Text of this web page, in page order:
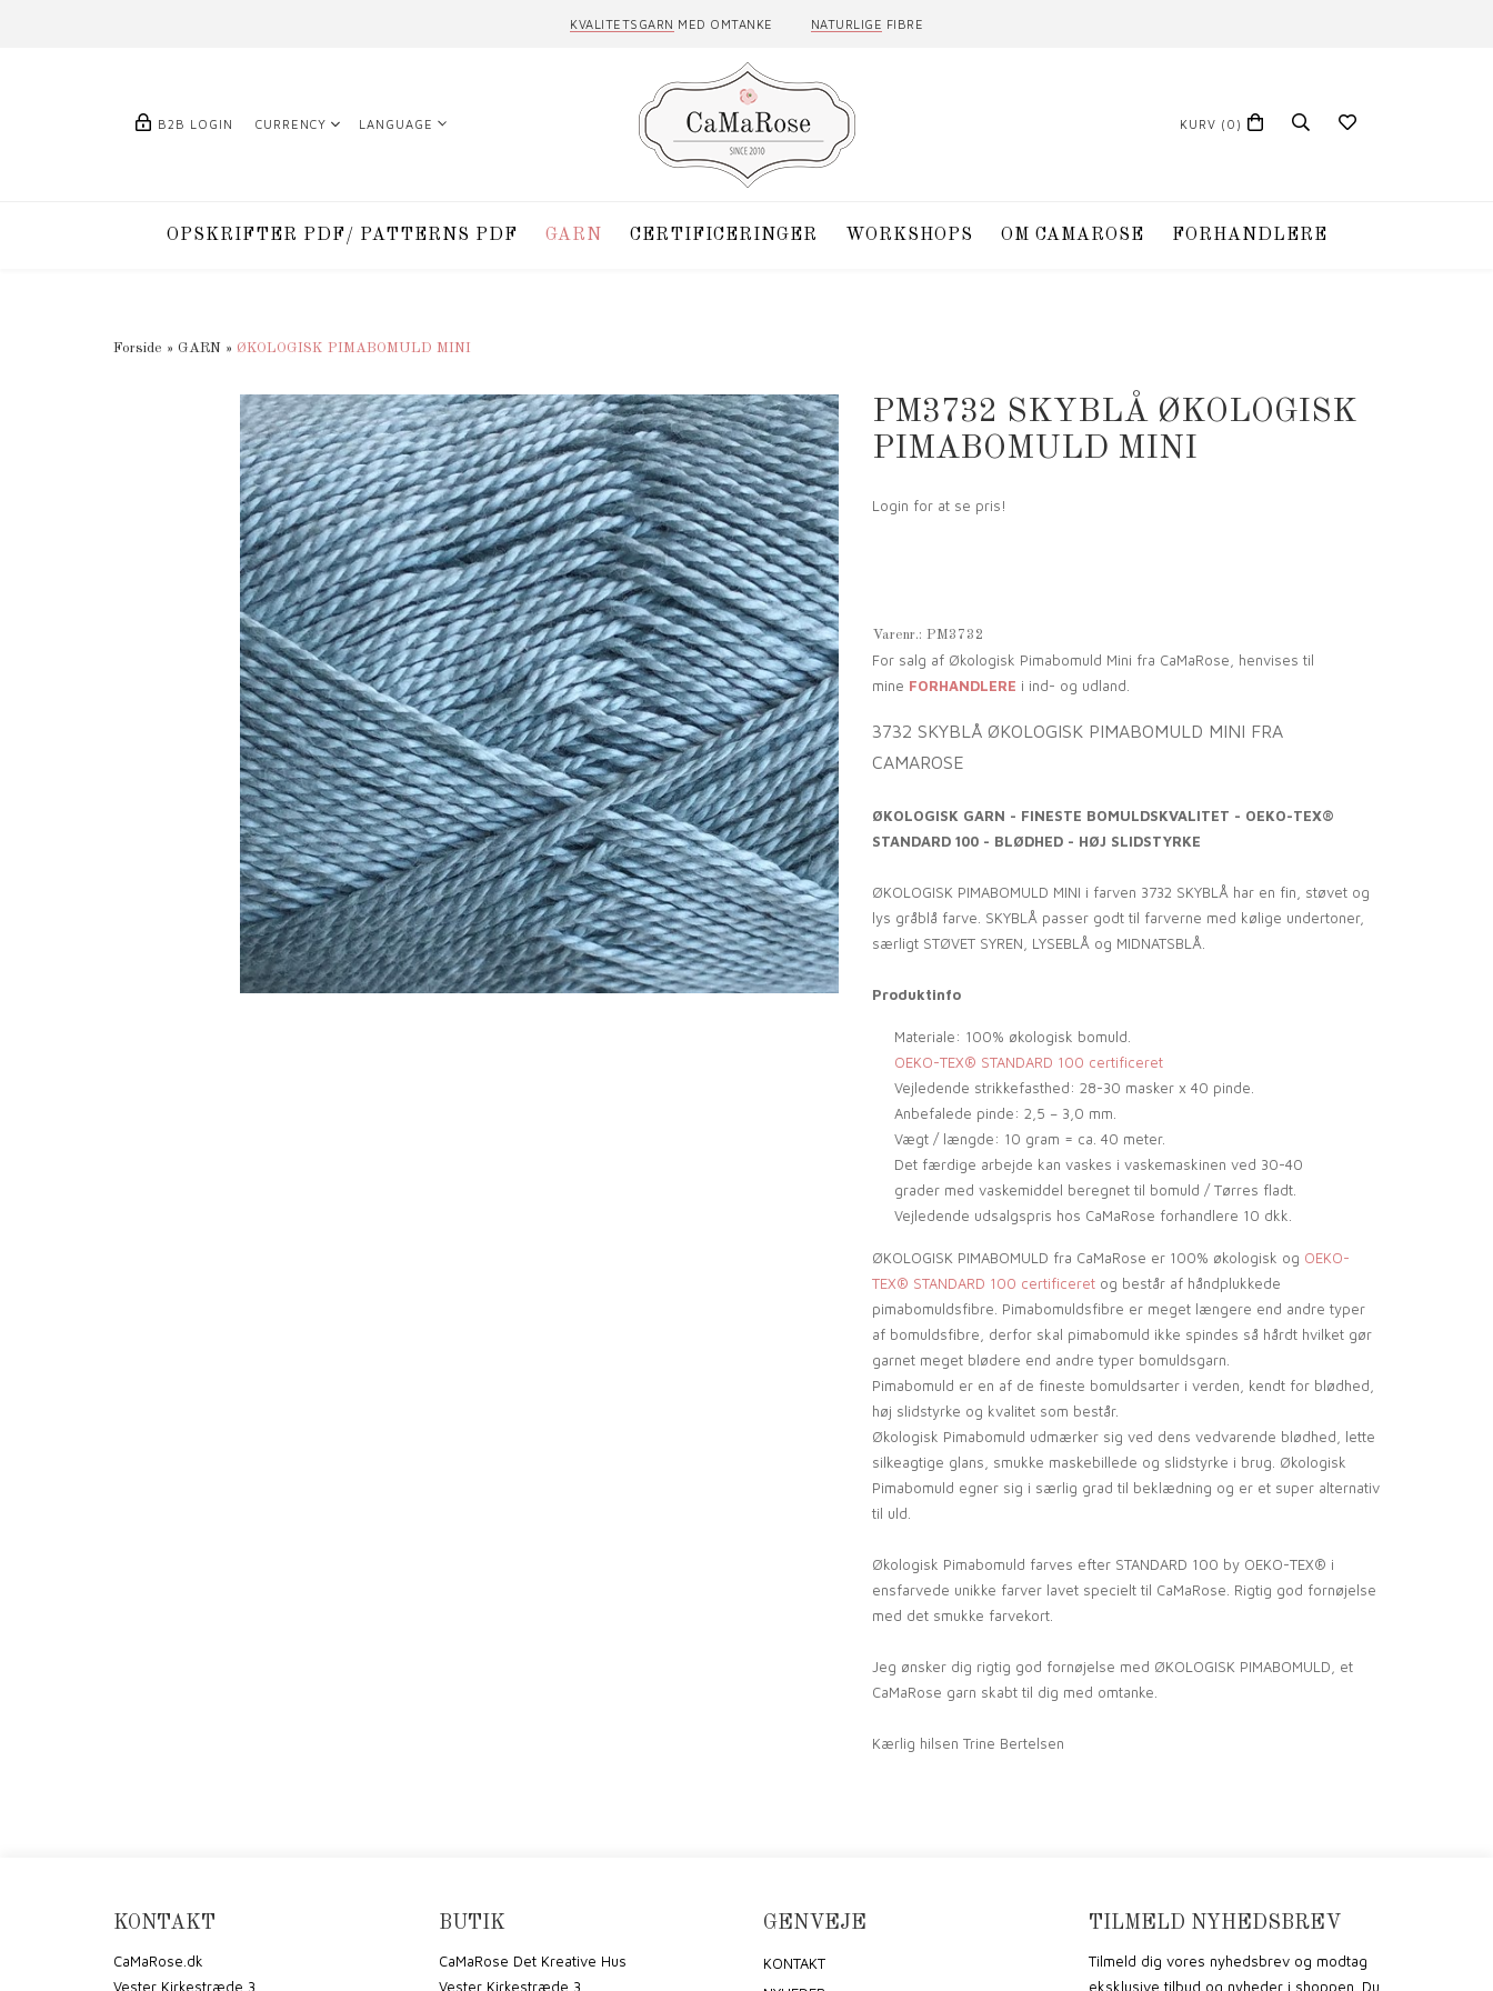
KVALITETSGARN MED OMTANKE NATURLIGE FIBRE
B2B LOGIN CURRENCY LANGUAGE KURV (0)
OPSKRIFTER PDF/ PATTERNS PDF GARN CERTIFICERINGER WORKSHOPS OM CAMAROSE FORHANDLERE
Forside » GARN » ØKOLOGISK PIMABOMULD MINI
PM3732 SKYBLÅ ØKOLOGISK
PIMABOMULD MINI
Login for at se pris!
Varenr.: PM3732
For salg af Økologisk Pimabomuld Mini fra CaMaRose, henvises til
mine FORHANDLERE i ind- og udland.
3732 SKYBLÅ ØKOLOGISK PIMABOMULD MINI FRA
CAMAROSE
ØKOLOGISK GARN - FINESTE BOMULDSKVALITET - OEKO-TEX®
STANDARD 100 - BLØDHED - HØJ SLIDSTYRKE
ØKOLOGISK PIMABOMULD MINI i farven 3732 SKYBLÅ har en fin, støvet og
lys gråblå farve. SKYBLÅ passer godt til farverne med kølige undertoner,
særligt STØVET SYREN, LYSEBLÅ og MIDNATSBLÅ.
Produktinfo
Materiale: 100% økologisk bomuld.
OEKO-TEX® STANDARD 100 certificeret
Vejledende strikkefasthed: 28-30 masker x 40 pinde.
Anbefalede pinde: 2,5 – 3,0 mm.
Vægt / længde: 10 gram = ca. 40 meter.
Det færdige arbejde kan vaskes i vaskemaskinen ved 30-40
grader med vaskemiddel beregnet til bomuld / Tørres fladt.
Vejledende udsalgspris hos CaMaRose forhandlere 10 dkk.
ØKOLOGISK PIMABOMULD fra CaMaRose er 100% økologisk og OEKO-
TEX® STANDARD 100 certificeretog består af håndplukkede
pimabomuldsfibre. Pimabomuldsfibre er meget længere end andre typer
af bomuldsfibre, derfor skal pimabomuld ikke spindes så hårdt hvilket gør
garnet meget blødere end andre typer bomuldsgarn.
Pimabomuld er en af de fineste bomuldsarter i verden, kendt for blødhed,
høj slidstyrke og kvalitet som består.
Økologisk Pimabomuld udmærker sig ved dens vedvarende blødhed, lette
silkeagtige glans, smukke maskebillede og slidstyrke i brug. Økologisk
Pimabomuld egner sig i særlig grad til beklædning og er et super alternativ
til uld.
Økologisk Pimabomuld farves efter STANDARD 100 by OEKO-TEX® i
ensfarvede unikke farver lavet specielt til CaMaRose. Rigtig god fornøjelse
med det smukke farvekort.
Jeg ønsker dig rigtig god fornøjelse med ØKOLOGISK PIMABOMULD, et
CaMaRose garn skabt til dig med omtanke.
Kærlig hilsen Trine Bertelsen
KONTAKT
CaMaRose.dk
Vester Kirkestræde 3
BUTIK
CaMaRose Det Kreative Hus
Vester Kirkestræde 3
GENVEJE
KONTAKT
TILMELD NYHEDSBREV
Tilmeld dig vores nyhedsbrev og modtag
eksklusive tilbud og nyheder i shoppen. Du